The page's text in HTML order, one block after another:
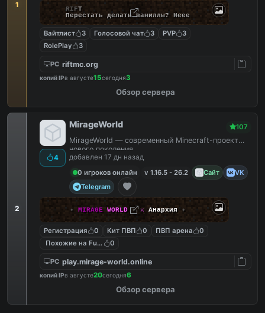
1 RIFT
Перестать делать ваниллы? Неее
Вайтлист 3 Голосовой чат 3 PVP
3
RolePlay
3
PC riftmc.org
копий IPв августе15сегодня3
Обзор сервера
2
4
MirageWorld 107
MirageWorld — современный Minecraft-проект
нового поколения.
добавлен 17 дн назад
0 игроков онлайн
v 1.16.5 - 26.2 Сайт
VK
Telegram
✦ MIRAGE WORLD✦ ⚔ Анархия ✦
Регистрация 0 Кит ПВП 0 ПВП арена
0
Похожие на FunTime
0
PC play.mirage-world.online
копий IPв августе20сегодня6
Обзор сервера